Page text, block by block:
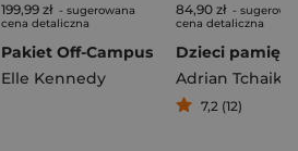
199,99 zł - sugerowana
cena detaliczna
Pakiet Off-Campus
Elle Kennedy
84,90 zł -
cena detaliczna
Dzieci pamięci
Adrian
7,2 (12)